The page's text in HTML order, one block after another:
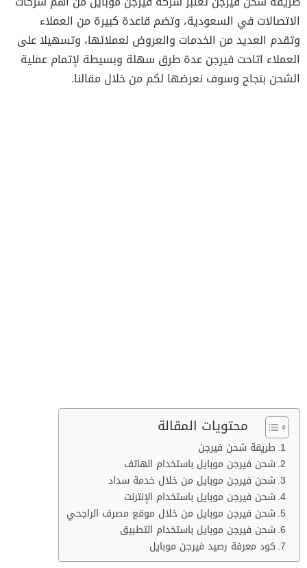
الاتصالات في السعودية، وتضم قاعدة كبيرة من العملاء
وتقدم العديد من الخدمات والعروض لعملائها، وتسهيلا على
العملاء اتاحت فيرجن عدة طرق سهلة وبسيطة لإتمام عملية
الشحن بنجاح وسوف نعرضها لكم من خلال مقالنا.
محتويات المقالة
طريقة شحن فيرجن
شحن فيرجن موبايل باستخدام الهاتف
شحن فيرجن موبايل من خلال خدمة سداد
شحن فيرجن موبايل باستخدام الإنترنت
شحن فيرجن موبايل من خلال موقع مصرف الراجحي
شحن فيرجن موبايل باستخدام التطبيق
كود معرفة رصيد فيرجن موبايل